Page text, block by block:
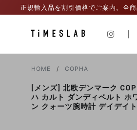
正規輸入品を割引価格でご案内。全商
HOME COPHA
[メンズ] 北欧デンマーク
ハ カルト ダンディベルト ホ
ン クォーツ腕時計 デイデイ